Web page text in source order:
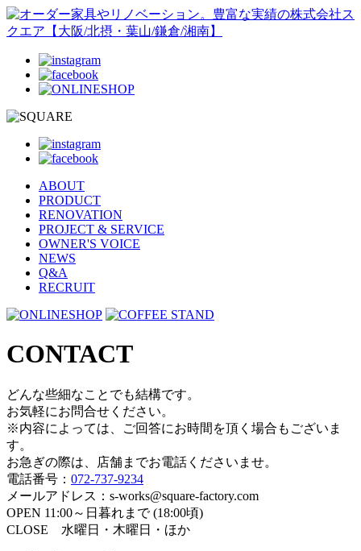
ABOUT
PRODUCT
RENOVATION
PROJECT & SERVICE
OWNER'S VOICE
NEWS
Q&A
RECRUIT
CONTACT
どんな些細なことでも結構です。
お気軽にお問合せください。
※内容によっては、ご回答にお時間を頂く場合もございま
す。
お急ぎの際は、店舗までお電話くださいませ。
電話番号： 072-737-9234
メールアドレス：s-works@square-factory.com
OPEN 11:00～日暮れまで (18:00頃)
CLOSE 水曜日・木曜日・ほか